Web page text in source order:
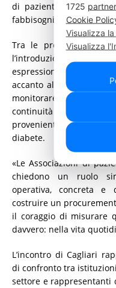
di pazienti nelle fasi di
fabbisogni e
Tra le proposte
l’introduzione della
espressione della
accanto al Direttore
monitorare qualità
continuità
provenienti
diabete.
«Le Associazioni di
chiedono un ruolo
operativa, concreta e
costruire un
il coraggio di misurare
davvero: nella vita
L’incontro di Cagliari
di confronto tra
settore e rappresentanti
1725
Cookie
Visualizza
Visualizza